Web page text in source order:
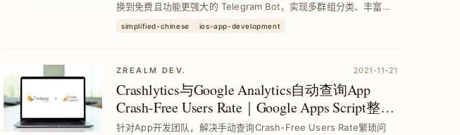
换到免费且功能更强大的 Telegram Bot，实现多群组分类、丰富讯
simplified-chinese ios-app-development
ZREALM DEV. 2021-11-21
Crashlytics与Google Analytics自动查询App
Crash-Free Users Rate｜Google Apps Script整合
实作
针对App开发团队，解决手动查询Crash-Free Users Rate繁琐问